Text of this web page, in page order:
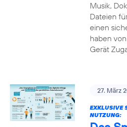
Musik,
Dateien
einen
haben
Gerät
27. März
EXKLUSIVE
NUTZUNG: